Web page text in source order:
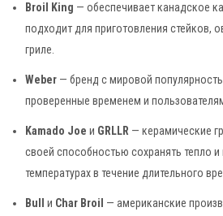
Broil King — обеспечивает канадское
подходит для приготовления стейков,
гриле.
Weber — бренд с мировой
проверенные временем и
Kamado Joe и GRLLR — керамические
своей способностью сохранять тепло и
температурах в течение длительного
Bull и Char Broil — американские